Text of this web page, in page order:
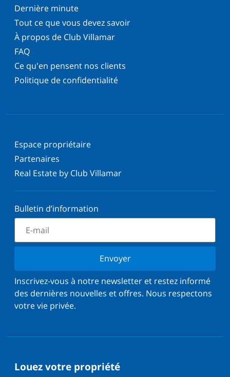
Dernière minute
Tout ce que vous devez savoir
À propos de Club Villamar
FAQ
Ce qu'en pensent nos clients
Politique de confidentialité
Espace propriétaire
Partenaires
Real Estate by Club Villamar
Bulletin d’information
Envoyer
Inscrivez-vous à notre newsletter et restez informé
des dernières nouvelles et offres. Nous respectons
votre vie privée.
Louez votre propriété